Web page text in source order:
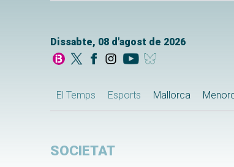
Dissabte, 08 d'agost de 2026
El Temps Esports Mallorca
SOCIETAT